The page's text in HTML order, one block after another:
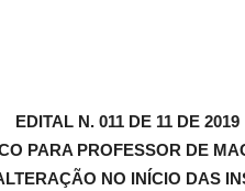
EDITAL N. 011 DE 11 DE 2019
PARA PROFESSOR DE
NO INÍCIO DAS